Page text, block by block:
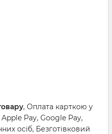
, Оплата карткою у
Pay, Google Pay,
осіб, Безготівковий